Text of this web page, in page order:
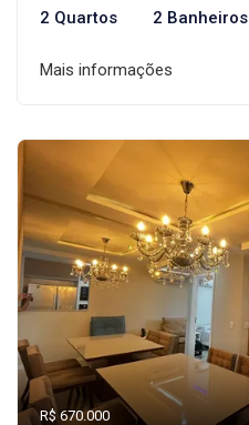
2 Quartos 2 Banheiros
Mais informações
R$ 670.000